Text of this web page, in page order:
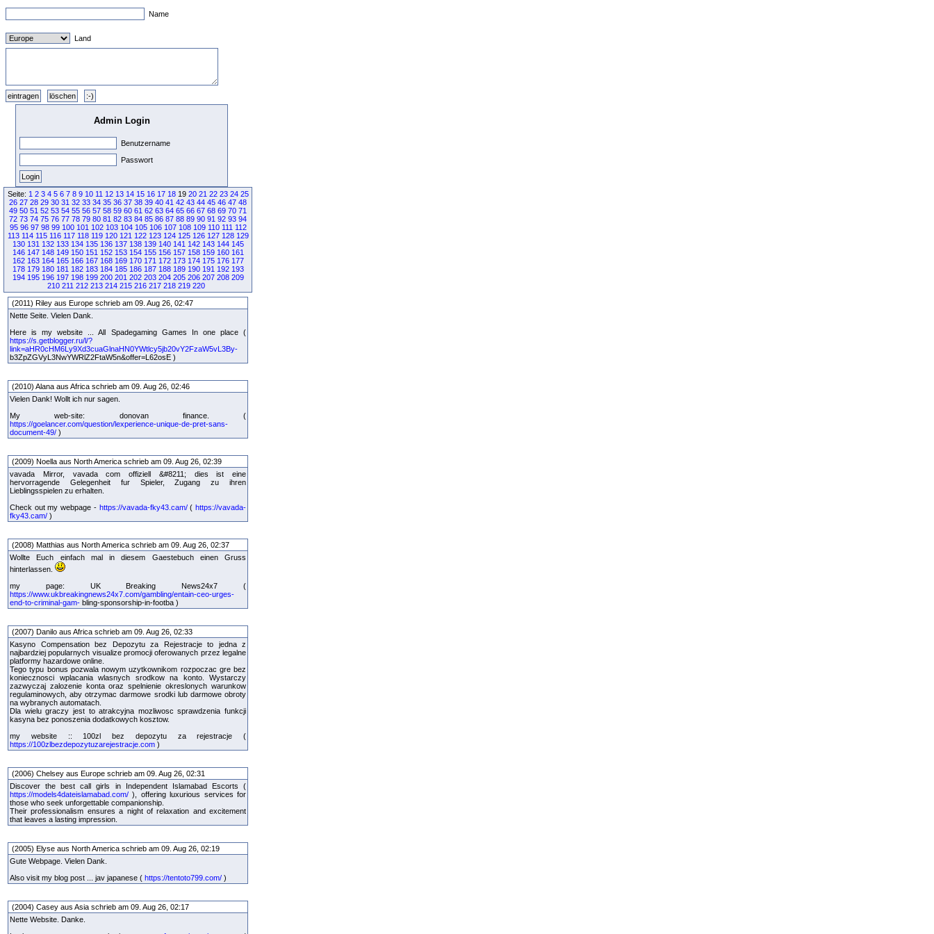
Name
Land
Admin Login
Benutzername
Passwort
Seite: 1 2 3 4 5 6 7 8 9 10 11 12 13 14 15 16 17 1819 20 21 22 23 24 25
26 27 28 29 30 31 32 33 34 35 36 37 38 39 40 41 42 43 44 45 46 47 48
49 50 51 52 53 54 55 56 57 58 59 60 61 62 63 64 65 66 67 68 69 70 71
72 73 74 75 76 77 78 79 80 81 82 83 84 85 86 87 88 89 90 91 92 93 94
95 96 97 98 99 100 101 102 103 104 105 106 107 108 109 110 111 112
113 114 115 116 117 118 119 120 121 122 123 124 125 126 127 128 129
130 131 132 133 134 135 136 137 138 139 140 141 142 143 144 145
146 147 148 149 150 151 152 153 154 155 156 157 158 159 160 161
162 163 164 165 166 167 168 169 170 171 172 173 174 175 176 177
178 179 180 181 182 183 184 185 186 187 188 189 190 191 192 193
194 195 196 197 198 199 200 201 202 203 204 205 206 207 208 209
210 211 212 213 214 215 216 217 218 219 220
(2011) Riley aus Europe schrieb am 09. Aug 26, 02:47
Nette Seite. Vielen Dank.
Here is my website ... All Spadegaming Games In one place (
https://s.getblogger.ru/l/?
link=aHR0cHM6Ly9Xd3cuaGlnaHN0YWtlcy5jb20vY2FzaW5vL3By-
b3ZpZGVyL3NwYWRlZ2FtaW5n&offer=L62osE )
(2010) Alana aus Africa schrieb am 09. Aug 26, 02:46
Vielen Dank! Wollt ich nur sagen.
My web-site: donovan finance. (
https://goelancer.com/question/lexperience-unique-de-pret-sans-
document-49/ )
(2009) Noella aus North America schrieb am 09. Aug 26, 02:39
vavada Mirror, vavada com offiziell &#8211; dies ist eine
hervorragende Gelegenheit fur Spieler, Zugang zu ihren
Lieblingsspielen zu erhalten.
Check out my webpage - https://vavada-fky43.cam/(https://vavada-
fky43.cam/ )
(2008) Matthias aus North America schrieb am 09. Aug 26, 02:37
Wollte Euch einfach mal in diesem Gaestebuch einen Gruss
hinterlassen.
my page: UK Breaking News24x7 (
https://www.ukbreakingnews24x7.com/gambling/entain-ceo-urges-
end-to-criminal-gam- bling-sponsorship-in-footba )
(2007) Danilo aus Africa schrieb am 09. Aug 26, 02:33
Kasyno Compensation bez Depozytu za Rejestracje to jedna z
najbardziej popularnych visualize promocji oferowanych przez legalne
platformy hazardowe online.
Tego typu bonus pozwala nowym uzytkownikom rozpoczac gre bez
koniecznosci wplacania wlasnych srodkow na konto. Wystarczy
zazwyczaj zalozenie konta oraz spelnienie okreslonych warunkow
regulaminowych, aby otrzymac darmowe srodki lub darmowe obroty
na wybranych automatach.
Dla wielu graczy jest to atrakcyjna mozliwosc sprawdzenia funkcji
kasyna bez ponoszenia dodatkowych kosztow.
my website :: 100zl bez depozytu za rejestracje (
https://100zlbezdepozytuzarejestracje.com )
(2006) Chelsey aus Europe schrieb am 09. Aug 26, 02:31
Discover the best call girls in Independent Islamabad Escorts (
https://models4dateislamabad.com/ ), offering luxurious services for
those who seek unforgettable companionship.
Their professionalism ensures a night of relaxation and excitement
that leaves a lasting impression.
(2005) Elyse aus North America schrieb am 09. Aug 26, 02:19
Gute Webpage. Vielen Dank.
Also visit my blog post ... jav japanese ( https://tentoto799.com/ )
(2004) Casey aus Asia schrieb am 09. Aug 26, 02:17
Nette Website. Danke.